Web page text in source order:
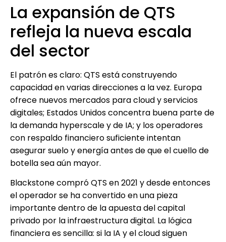
La expansión de QTS
refleja la nueva escala
del sector
El patrón es claro: QTS está construyendo
capacidad en varias direcciones a la vez. Europa
ofrece nuevos mercados para cloud y servicios
digitales; Estados Unidos concentra buena parte de
la demanda hyperscale y de IA; y los operadores
con respaldo financiero suficiente intentan
asegurar suelo y energía antes de que el cuello de
botella sea aún mayor.
Blackstone compró QTS en 2021 y desde entonces
el operador se ha convertido en una pieza
importante dentro de la apuesta del capital
privado por la infraestructura digital. La lógica
financiera es sencilla: si la IA y el cloud siguen